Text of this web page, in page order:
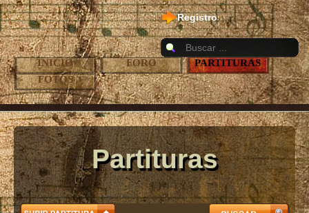
Registro
INICIO FORO
PARTITURAS
FOTOS
Partituras